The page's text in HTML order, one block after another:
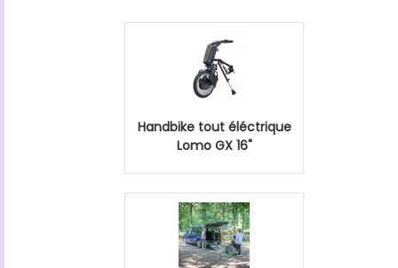
Handbike tout éléctrique
Lomo GX 16"